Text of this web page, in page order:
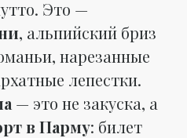
Это —
, альпийский бриз
нарезанные
лепестки.
— это не закуска, а
в Парму: билет